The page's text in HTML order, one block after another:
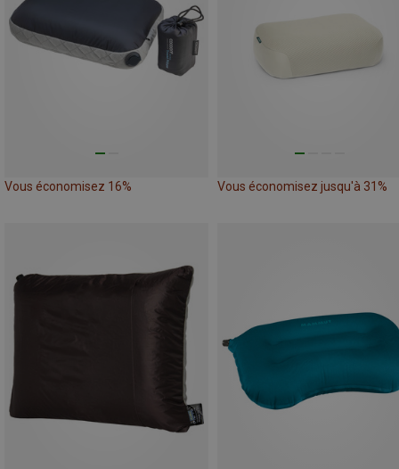
Vous économisez 16% Vous économisez jusqu'à 31%